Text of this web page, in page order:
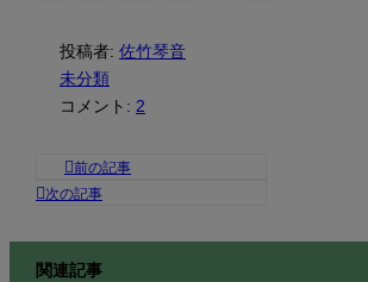
投稿者: 佐竹琴音
未分類
コメント: 2
関連記事